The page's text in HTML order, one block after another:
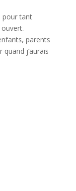
pour tant
parents
j’aurais